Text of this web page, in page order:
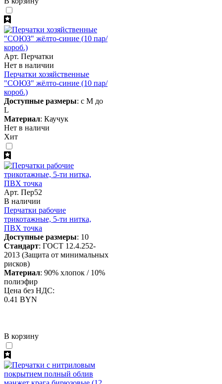
Арт. Перчатки
Нет в наличии
Перчатки хозяйственные
"СОЮЗ" жёлто-синие (10 пар/
короб.)
Доступные размеры: с M до
L
Материал: Каучук
Нет в наличи
Хит
Арт. Пер52
В наличии
Перчатки рабочие
трикотажные, 5-ти нитка,
ПВХ точка
Доступные размеры: 10
Стандарт: ГОСТ 12.4.252-
2013 (Защита от минимальных
рисков)
Материал: 90% хлопок / 10%
полиэфир
Цена без НДС:
0.41 BYN
В корзину